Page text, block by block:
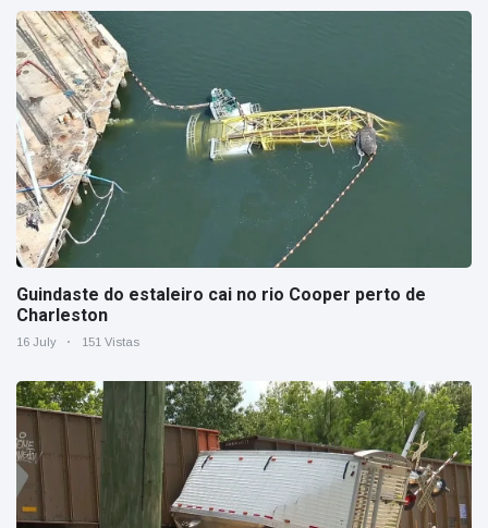
Guindaste do estaleiro cai no rio Cooper perto de
Charleston
16 July 151 Vistas